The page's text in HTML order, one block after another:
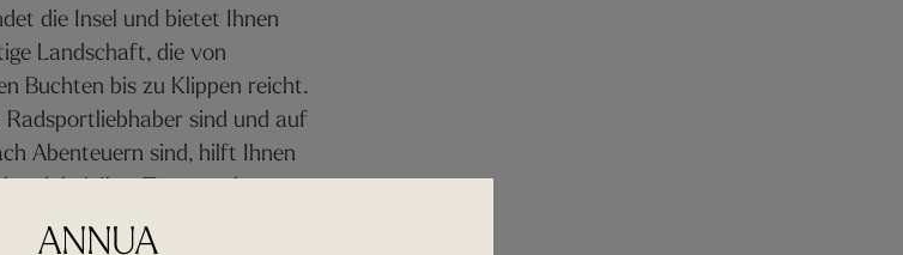
die Insel und bietet Ihnen
Landschaft, die von
Buchten bis zu Klippen reicht.
Radsportliebhaber sind und auf
Abenteuern sind, hilft Ihnen
in vollen Zügen zu genießen.